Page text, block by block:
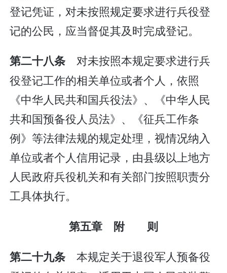
登记凭证，对未按照规定要求进行兵役登
记的公民，应当督促其及时完成登记。
第二十八条对未按照本规定要求进行兵
役登记工作的相关单位或者个人，依照
《中华人民共和国兵役法》、《中华人民
共和国预备役人员法》、《征兵工作条
例》等法律法规的规定处理，视情况纳入
单位或者个人信用记录，由县级以上地方
人民政府兵役机关和有关部门按照职责分
工具体执行。
第五章 附 则
第二十九条 本规定关于退役军人预备役